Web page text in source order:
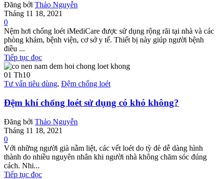
Đăng bởi Thảo Nguyễn
Tháng 11 18, 2021
0
Nệm hơi chống loét iMediCare được sử dụng rộng rãi tại nhà và các
phòng khám, bệnh viện, cơ sở y tế. Thiết bị này giúp người bệnh
điều ...
Tiếp tục đọc
01 Th10
Tư vấn tiêu dùng, Đệm chống loét
Đệm khí chống loét sử dụng có khó không?
Đăng bởi Thảo Nguyễn
Tháng 11 18, 2021
0
Với những người già nằm liệt, các vết loét do tỳ đè dễ dàng hình
thành do nhiều nguyên nhân khi người nhà không chăm sóc đúng
cách. Nhi...
Tiếp tục đọc